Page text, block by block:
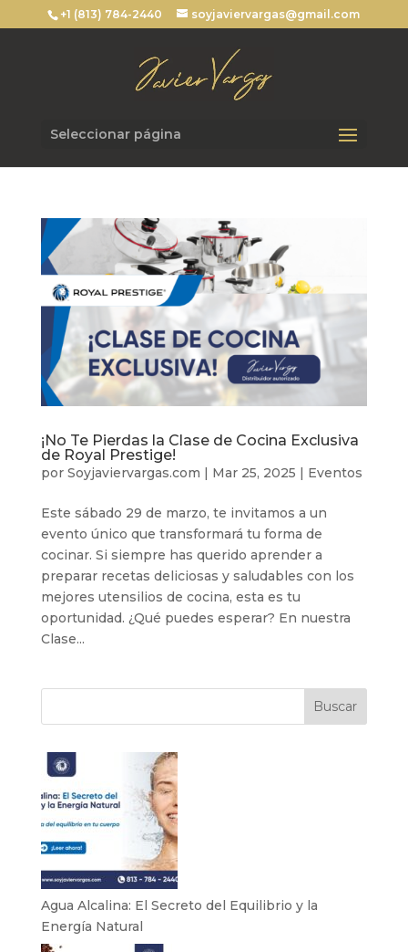
+1 (813) 784-2440 soyjaviervargas@gmail.com
Seleccionar página
¡No Te Pierdas la Clase de Cocina Exclusiva
de Royal Prestige!
por Soyjaviervargas.com | Mar 25, 2025 | Eventos
Este sábado 29 de marzo, te invitamos a un
evento único que transformará tu forma de
cocinar. Si siempre has querido aprender a
preparar recetas deliciosas y saludables con los
mejores utensilios de cocina, esta es tu
oportunidad. ¿Qué puedes esperar? En nuestra
Clase...
Buscar
Agua Alcalina: El Secreto del Equilibrio y la
Energía Natural